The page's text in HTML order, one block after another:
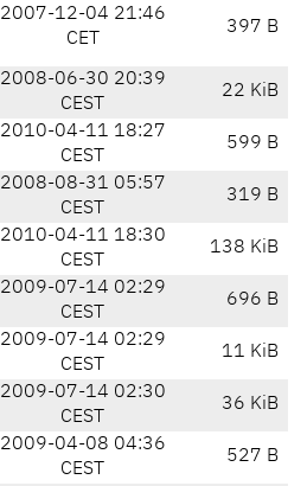
2007-12-04 21:46
CET
397 B
2008-06-30 20:39
CEST
22 KiB
2010-04-11 18:27
CEST
599 B
2008-08-31 05:57
CEST
319 B
2010-04-11 18:30
CEST
138 KiB
2009-07-14 02:29
CEST
696 B
2009-07-14 02:29
CEST
11 KiB
2009-07-14 02:30
CEST
36 KiB
2009-04-08 04:36
CEST
527 B